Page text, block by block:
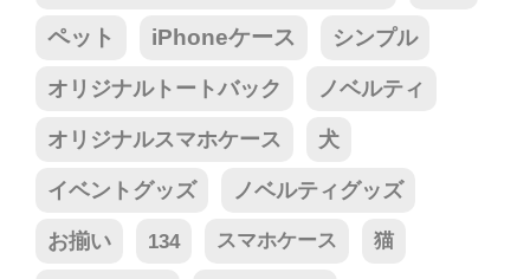
ペット iPhoneケース シンプル
オリジナルトートバック ノベルティ
オリジナルスマホケース 犬
イベントグッズ ノベルティグッズ
お揃い 134 スマホケース 猫